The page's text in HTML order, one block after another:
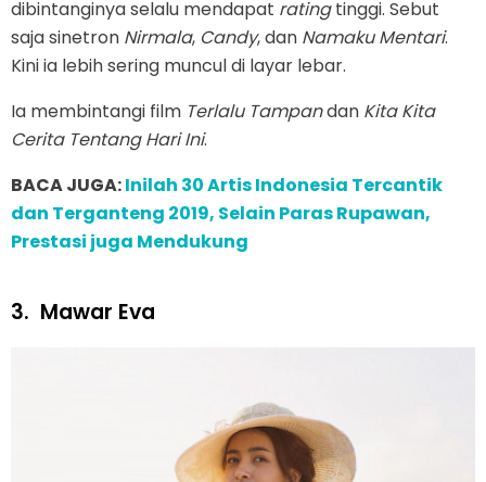
dibintanginya selalu mendapat ratingtinggi. Sebut
saja sinetron Nirmala, Candy, dan Namaku Mentari.
Kini ia lebih sering muncul di layar lebar.
Ia membintangi film Terlalu Tampandan Kita Kita
Cerita Tentang Hari Ini.
BACA JUGA:Inilah 30 Artis Indonesia Tercantik
dan Terganteng 2019, Selain Paras Rupawan,
Prestasi juga Mendukung
3. Mawar Eva